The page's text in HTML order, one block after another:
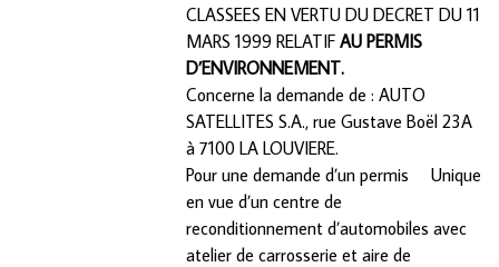
CLASSEES EN VERTU DU DECRET DU 11
MARS 1999 RELATIFAU PERMIS
D’ENVIRONNEMENT.
Concerne la demande de : AUTO
SATELLITES S.A., rue Gustave Boël 23A
à 7100 LA LOUVIERE.
Pour une demande d’un permis Unique
en vue d’un centre de
reconditionnement d’automobiles avec
atelier de carrosserie et aire de